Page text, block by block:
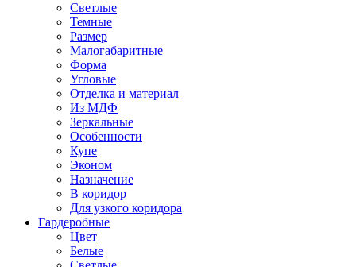
Светлые
Темные
Размер
Малогабаритные
Форма
Угловые
Отделка и материал
Из МДФ
Зеркальные
Особенности
Купе
Эконом
Назначение
В коридор
Для узкого коридора
Гардеробные
Цвет
Белые